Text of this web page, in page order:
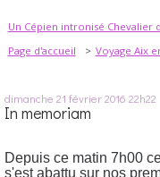
Un Cépien intronisé Chevalier
Page d'accueil
Voyage Aix
dimanche 21 février 2016 22h22
In memoriam
Depuis ce matin 7h00
s'est abattu sur nos